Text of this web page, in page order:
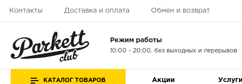
Контакты Доставка и оплата Обмен и возврат
Режим работы
10:00 - 20:00, без выходных и перерывов
КАТАЛОГ ТОВАРОВ Акции Услуги